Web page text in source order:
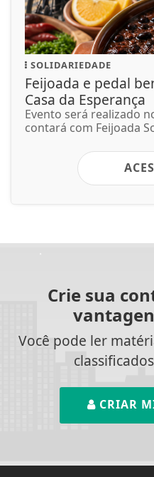
SOLIDARIEDADE
Feijoada e pedal
Casa da Esperança
Evento será realizado
contará com Feijoada
Crie sua
Você pode ler
CRIAR